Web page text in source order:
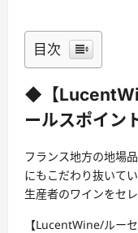
目次
◆【
ールスポイン
フランス地方の地場
にもこだわり抜いて
生産者のワインをセ
【LucentWine/ルー